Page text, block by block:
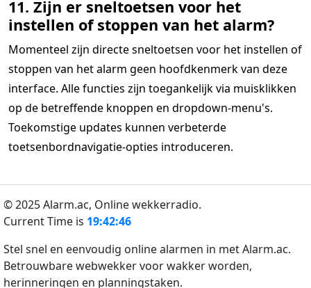
11. Zijn er sneltoetsen voor het
instellen of stoppen van het alarm?
Momenteel zijn directe sneltoetsen voor het instellen of
stoppen van het alarm geen hoofdkenmerk van deze
interface. Alle functies zijn toegankelijk via muisklikken
op de betreffende knoppen en dropdown-menu's.
Toekomstige updates kunnen verbeterde
toetsenbordnavigatie-opties introduceren.
© 2025 Alarm.ac, Online wekkerradio.
Current Time is 19:42:46
Stel snel en eenvoudig online alarmen in met Alarm.ac.
Betrouwbare webwekker voor wakker worden,
herinneringen en planningstaken.